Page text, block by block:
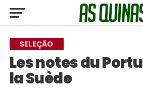
SELEÇÃO
Les notes du
la Suède